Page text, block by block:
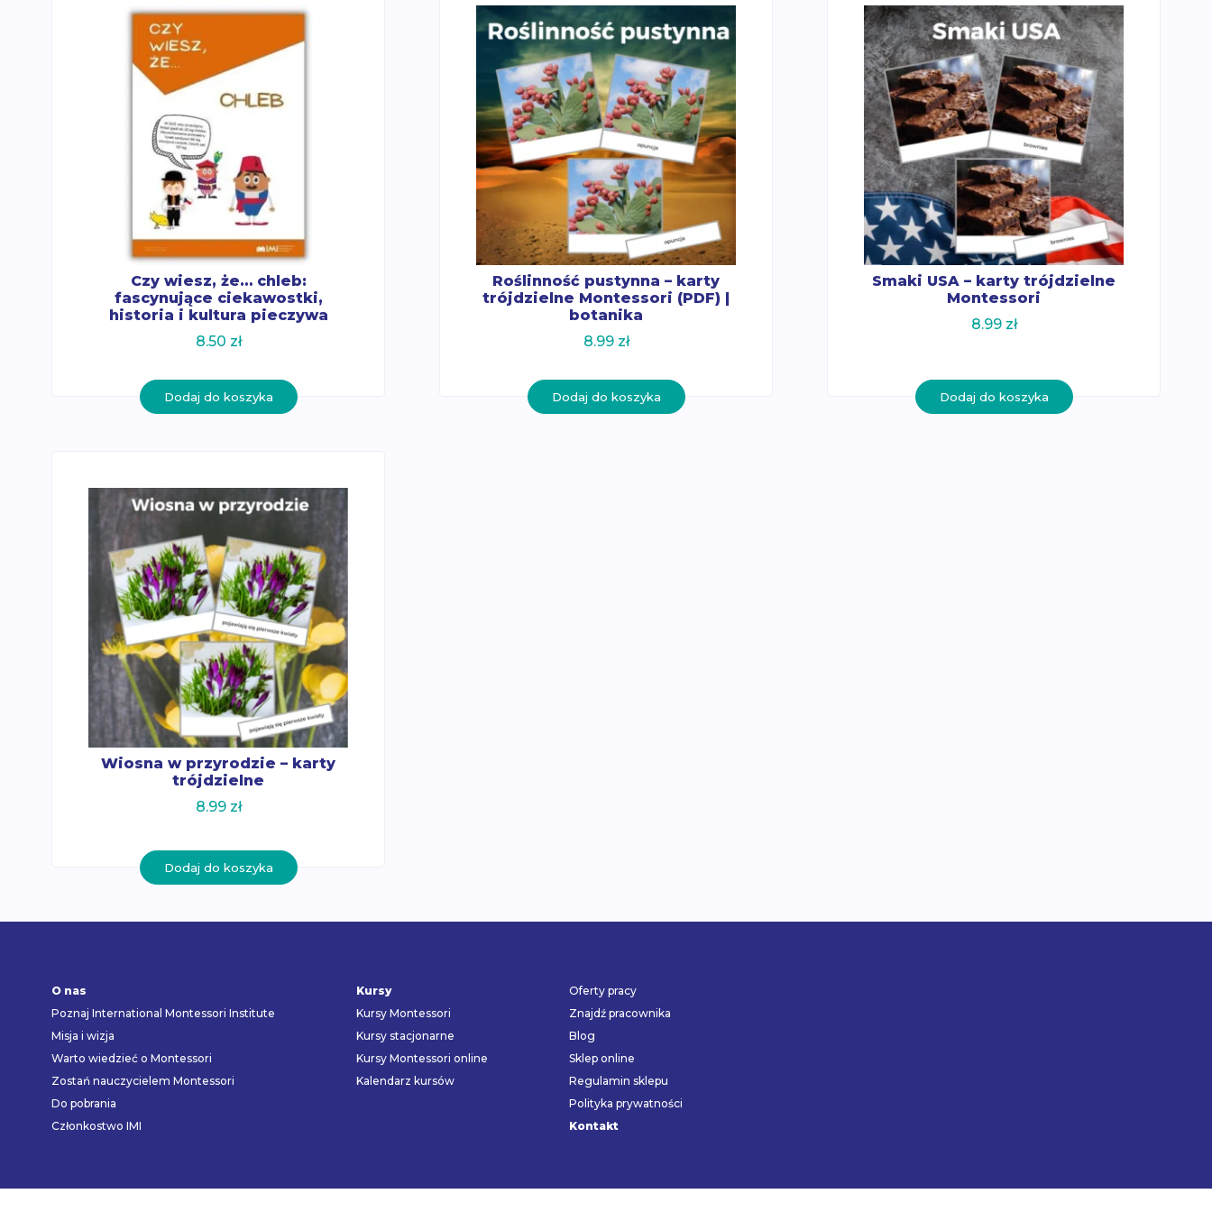
Czy wiesz, że… chleb:
fascynujące ciekawostki,
historia i kultura pieczywa
8.50 zł
Dodaj do koszyka
Roślinność pustynna – karty
trójdzielne Montessori (PDF) |
botanika
8.99 zł
Dodaj do koszyka
Smaki USA – karty trójdzielne
Montessori
8.99 zł
Dodaj do koszyka
Wiosna w przyrodzie – karty
trójdzielne
8.99 zł
Dodaj do koszyka
O nas
Poznaj International Montessori Institute
Misja i wizja
Warto wiedzieć o Montessori
Zostań nauczycielem Montessori
Do pobrania
Członkostwo IMI
Kursy
Kursy Montessori
Kursy stacjonarne
Kursy Montessori online
Kalendarz kursów
Oferty pracy
Znajdź pracownika
Blog
Sklep online
Regulamin sklepu
Polityka prywatności
Kontakt